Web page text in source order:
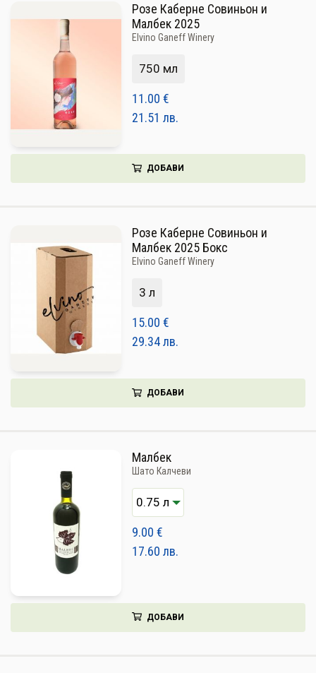
Розе Каберне Совиньон и
Малбек 2025
Elvino Ganeff Winery
750 мл
11.00 €
21.51 лв.
ДОБАВИ
Розе Каберне Совиньон и
Малбек 2025 Бокс
Elvino Ganeff Winery
3 л
15.00 €
29.34 лв.
ДОБАВИ
Малбек
Шато Калчеви
9.00 €
17.60 лв.
ДОБАВИ